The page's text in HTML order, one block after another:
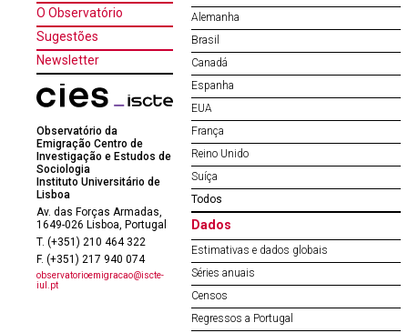
O Observatório
Sugestões
Newsletter
Observatório da
Emigração Centro de
Investigação e Estudos de
Sociologia
Instituto Universitário de
Lisboa
Av. das Forças Armadas,
1649-026 Lisboa, Portugal
T. (+351) 210 464 322
F. (+351) 217 940 074
observatorioemigracao@iscte-
iul.pt
Alemanha
Brasil
Canadá
Espanha
EUA
França
Reino Unido
Suíça
Todos
Dados
Estimativas e dados globais
Séries anuais
Censos
Regressos a Portugal